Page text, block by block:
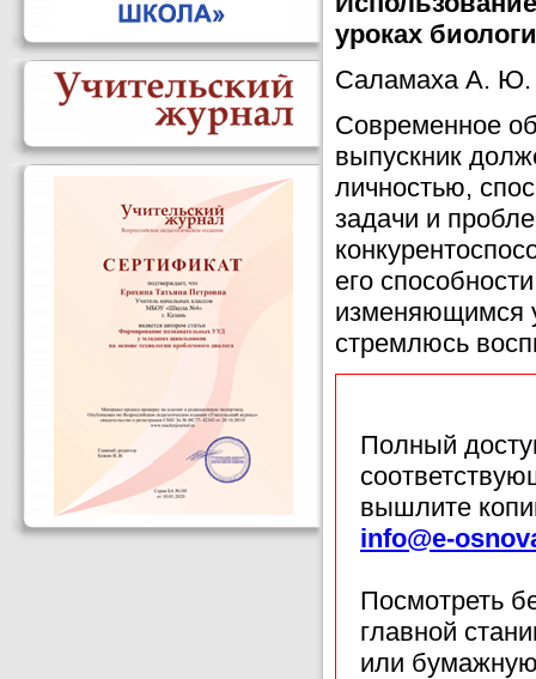
уроках
Саламаха А. Ю.
Современное
выпускник
личностью,
задачи и
его
изменяющимся
стремлюсь
Полный
вышлите
info@e-
Посмотреть
главной
или